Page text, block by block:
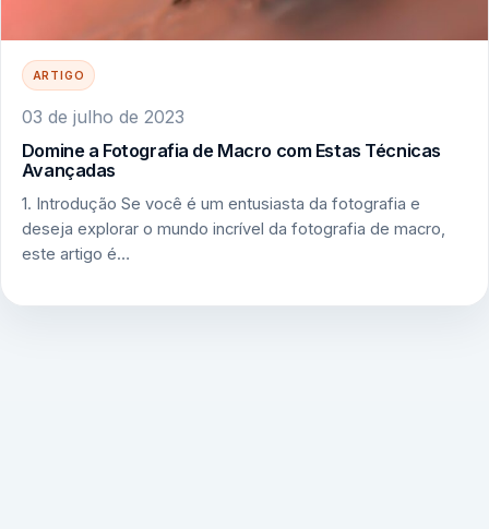
ARTIGO
03 de julho de 2023
Domine a Fotografia de Macro com Estas Técnicas
Avançadas
1. Introdução Se você é um entusiasta da fotografia e
deseja explorar o mundo incrível da fotografia de macro,
este artigo é…